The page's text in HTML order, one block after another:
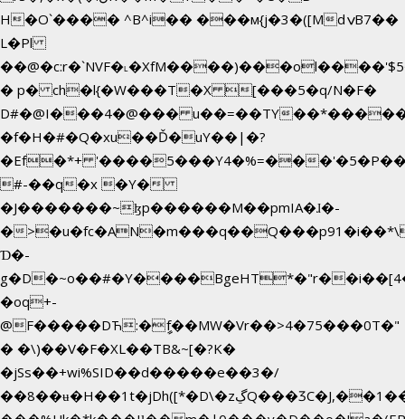
H�O`���� ^B^i�� ���м{j�3�([MdݍB7��
L�Pl
� p� ch�l{�W���T�X [���5�q/N�F�
D#�@I���4�@��� u��=��TY
�f�H�#�Q�xu��Ď�uY��|�?
�Ef�*+ '����5���Y4�%=��
#-��q�x �Y�
�J�������~ɮp������M��pmIA�ɺ�-
�
Ɗ�-
�oq+-
@F�����DЋ:�ީf��MW�Vr��>4�75���0T�"
� �\)��V�F�XL��TB&~[�?K�
�jSs��+wi%SID�� d�����e��3�/
��8��ʉ�H��1t�jDh([*�D\�zڲQ���ӠC�J,��1���eJ��U��j�\���&�6­